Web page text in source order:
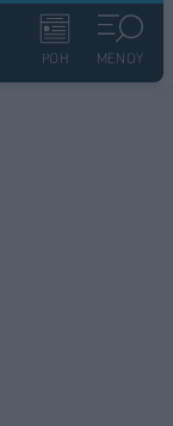
ΡΟΗ ΜΕΝΟΥ